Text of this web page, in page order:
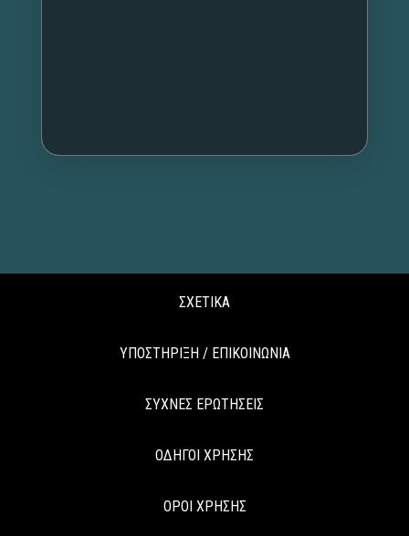
ΣΧΕΤΙΚΑ
ΥΠΟΣΤΗΡΙΞΗ / ΕΠΙΚΟΙΝΩΝΙΑ
ΣΥΧΝΕΣ ΕΡΩΤΗΣΕΙΣ
ΟΔΗΓΟΙ ΧΡΗΣΗΣ
ΟΡΟΙ ΧΡΗΣΗΣ